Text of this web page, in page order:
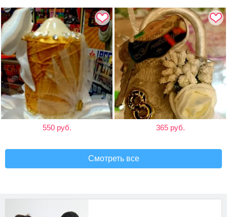
550 руб. 365 руб.
Смотреть все